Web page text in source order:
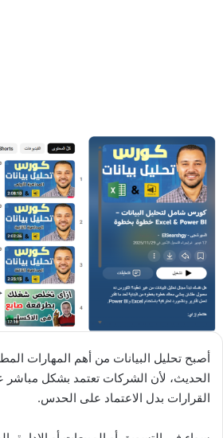
أصبح تحليل البيانات من أهم المهارات
الحديث، لأن الشركات تعتمد بشكل مباشر
القرارات بدل الاعتماد على الحدس.